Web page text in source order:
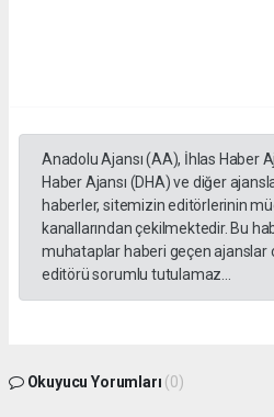
Anadolu Ajansı (AA), İhlas Haber
Haber Ajansı (DHA) ve diğer
haberler, sitemizin editörlerinin
kanallarından çekilmektedir. Bu
muhataplar haberi geçen ajanslar
editörü sorumlu tutulamaz...
Okuyucu Yorumları (0)